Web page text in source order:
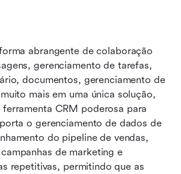
abrangente de colaboração
gerenciamento de tarefas,
documentos, gerenciamento de
mais em uma única solução,
CRM poderosa para
o gerenciamento de dados de
do pipeline de vendas,
de marketing e
repetitivas, permitindo que as